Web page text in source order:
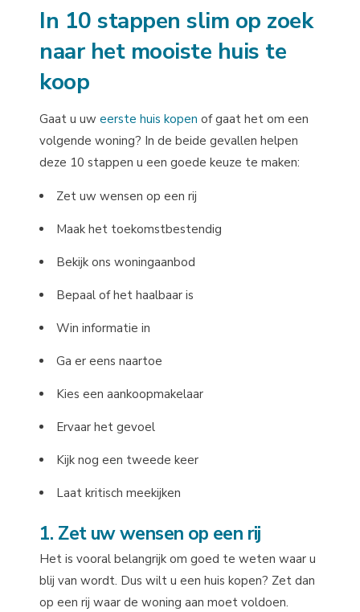
In 10 stappen slim op zoek
naar het mooiste huis te
koop
Gaat u uw eerste huis kopen of gaat het om een
volgende woning? In de beide gevallen helpen
deze 10 stappen u een goede keuze te maken:
Zet uw wensen op een rij
Maak het toekomstbestendig
Bekijk ons woningaanbod
Bepaal of het haalbaar is
Win informatie in
Ga er eens naartoe
Kies een aankoopmakelaar
Ervaar het gevoel
Kijk nog een tweede keer
Laat kritisch meekijken
1. Zet uw wensen op een rij
Het is vooral belangrijk om goed te weten waar u
blij van wordt. Dus wilt u een huis kopen? Zet dan
op een rij waar de woning aan moet voldoen.